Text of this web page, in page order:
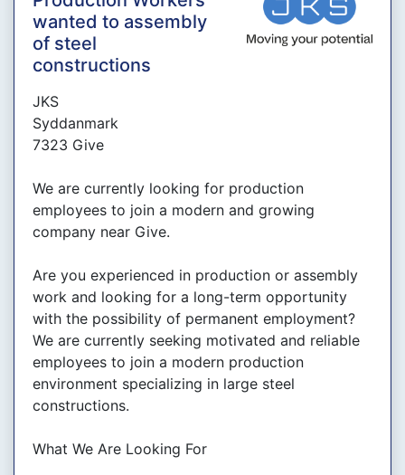
wanted to assembly
of steel
constructions
JKS
Syddanmark
7323 Give
We are currently looking for production
employees to join a modern and growing
company near Give.
Are you experienced in production or assembly
work and looking for a long-term opportunity
with the possibility of permanent employment?
We are currently seeking motivated and reliable
employees to join a modern production
environment specializing in large steel
constructions.
What We Are Looking For